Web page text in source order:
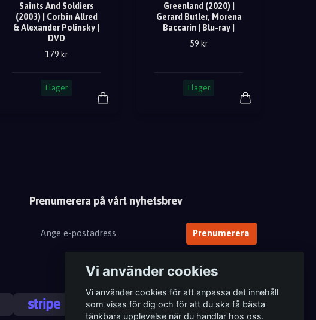
Saints And Soldiers
(2003) | Corbin Allred
& Alexander Polinsky |
DVD
179 kr
I lager
Greenland (2020) |
Gerard Butler, Morena
Baccarin | Blu-ray |
59 kr
I lager
Prenumerera på vårt nyhetsbrev
Prenumerera
Vi använder cookies
Vi använder cookies för att anpassa det innehåll
som visas för dig och för att du ska få bästa
tänkbara upplevelse när du handlar hos oss.